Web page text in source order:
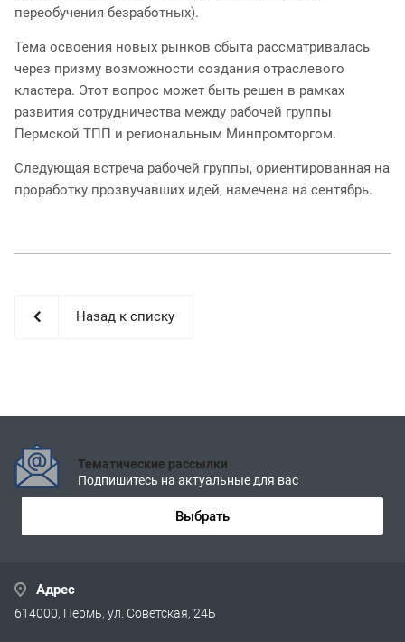
переобучения безработных).
Тема освоения новых рынков сбыта рассматривалась
через призму возможности создания отраслевого
кластера. Этот вопрос может быть решен в рамках
развития сотрудничества между рабочей группы
Пермской ТПП и региональным Минпромторгом.
Следующая встреча рабочей группы, ориентированная на
проработку прозвучавших идей, намечена на сентябрь.
Назад к списку
Тематические рассылки
Подпишитесь на актуальные для вас
Выбрать
Адрес
614000, Пермь, ул. Советская, 24Б